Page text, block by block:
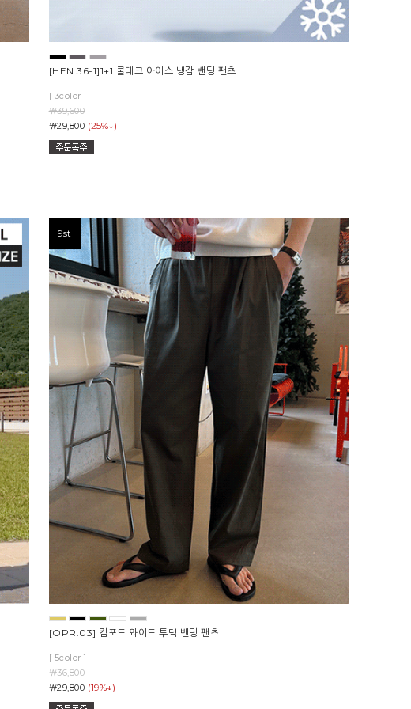
[HEN.36-1]1+1 쿨테크 아이스 냉감 밴딩 팬츠
[ 3color ]
￦39,600
￦29,800 (25%↓)
9st
[OPR.03] 컴포트 와이드 투턱 밴딩 팬츠
[ 5color ]
￦36,800
￦29,800 (19%↓)